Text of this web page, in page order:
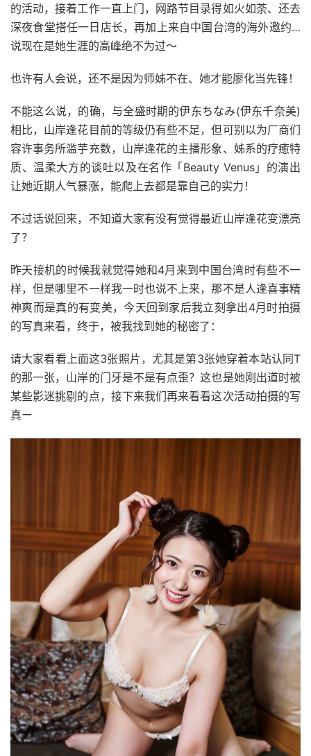
的活动，接着工作一直上门，网路节目录得如火如荼、还去
深夜食堂搭任一日店长，再加上来自中国台湾的海外邀约…
说现在是她生涯的高峰绝不为过〜
也许有人会说，还不是因为师姊不在、她才能廖化当先锋！
不能这么说，的确，与全盛时期的伊东ちなみ(伊东千奈美)
相比，山岸逢花目前的等级仍有些不足，但可别以为厂商们
容许事务所滥芋充数，山岸逢花的主播形象、姊系的疗癒特
质、温柔大方的谈吐以及在名作「Beauty Venus」的演出
让她近期人气暴涨，能爬上去都是靠自己的实力！
不过话说回来，不知道大家有没有觉得最近山岸逢花变漂亮
了？
昨天接机的时候我就觉得她和4月来到中国台湾时有些不一
样，但是哪里不一样我一时也说不上来，那不是人逢喜事精
神爽而是真的有变美，今天回到家后我立刻拿出4月时拍摄
的写真来看，终于，被我找到她的秘密了：
请大家看看上面这3张照片，尤其是第3张她穿着本站认同T
的那一张，山岸的门牙是不是有点歪？这也是她刚出道时被
某些影迷挑剔的点，接下来我们再来看看这次活动拍摄的写
真ー